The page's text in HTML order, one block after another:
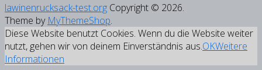
lawinenrucksack-test.org Copyright © 2026.
Theme by MyThemeShop.
Diese Website benutzt Cookies. Wenn du die Website weiter
nutzt, gehen wir von deinem Einverständnis aus.OKWeitere
Informationen